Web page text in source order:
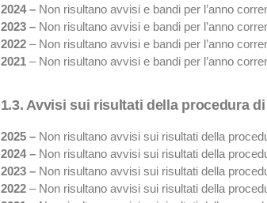
2024 – Non risultano avvisi e bandi per l’anno
2023 – Non risultano avvisi e bandi per l’anno
2022– Non risultano avvisi e bandi per l’anno
2021– Non risultano avvisi e bandi per l’anno
1.3. Avvisi sui risultati della procedura
2025 – Non risultano avvisi sui risultati della
2024 – Non risultano avvisi sui risultati della
2023 – Non risultano avvisi sui risultati della
2022– Non risultano avvisi sui risultati della